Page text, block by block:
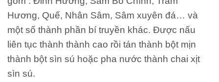
Hương, Quế, Nhân Sâm, Sâm xuyên đá… và
một số thành phần bí truyền khác. Được nấu
liên tục thành thành cao rồi tán thành bột mịn
thành bột sìn sú hoặc pha nước thành chai xịt
sìn sú.